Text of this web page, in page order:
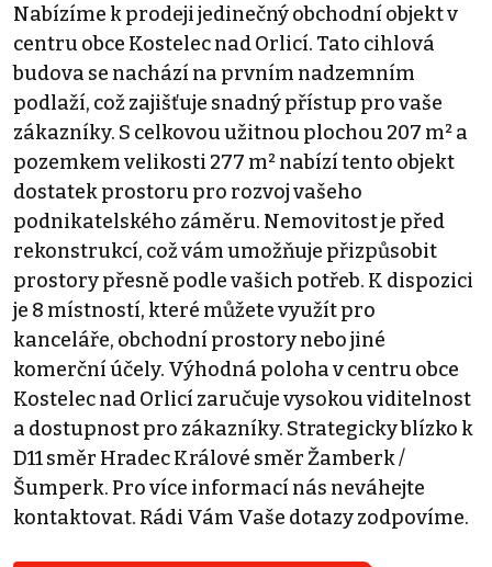
Nabízíme k prodeji jedinečný obchodní objekt v
centru obce Kostelec nad Orlicí. Tato cihlová
budova se nachází na prvním nadzemním
podlaží, což zajišťuje snadný přístup pro vaše
zákazníky. S celkovou užitnou plochou 207 m² a
pozemkem velikosti 277 m² nabízí tento objekt
dostatek prostoru pro rozvoj vašeho
podnikatelského záměru. Nemovitost je před
rekonstrukcí, což vám umožňuje přizpůsobit
prostory přesně podle vašich potřeb. K dispozici
je 8 místností, které můžete využít pro
kanceláře, obchodní prostory nebo jiné
komerční účely. Výhodná poloha v centru obce
Kostelec nad Orlicí zaručuje vysokou viditelnost
a dostupnost pro zákazníky. Strategicky blízko k
D11 směr Hradec Králové směr Žamberk /
Šumperk. Pro více informací nás neváhejte
kontaktovat. Rádi Vám Vaše dotazy zodpovíme.